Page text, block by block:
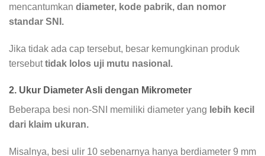
mencantumkan diameter, kode pabrik, dan nomor
standar SNI.
Jika tidak ada cap tersebut, besar kemungkinan produk
tersebuttidak lolos uji mutu nasional.
2. Ukur Diameter Asli dengan Mikrometer
Beberapa besi non-SNI memiliki diameter yang lebih kecil
dari klaim ukuran.
Misalnya, besi ulir 10 sebenarnya hanya berdiameter 9 mm